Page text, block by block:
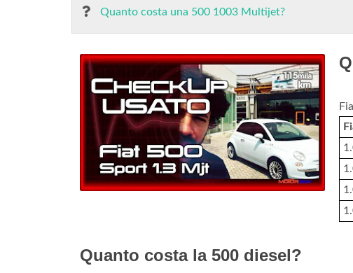
Quanto costa una 500 1003 Multijet?
Quanto costa la 500 diesel?